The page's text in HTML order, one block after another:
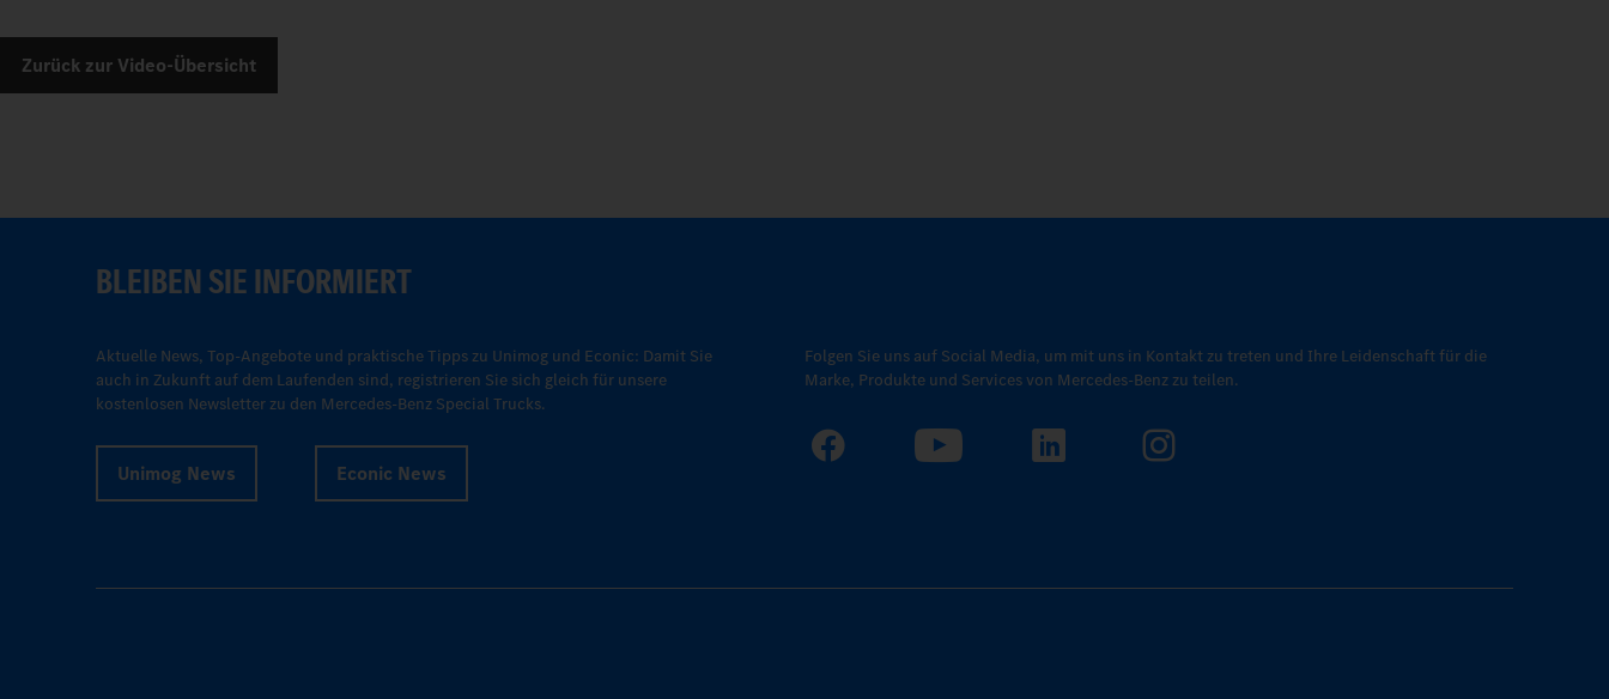
Zurück zur Video-Übersicht
BLEIBEN SIE INFORMIERT
Aktuelle News, Top-Angebote und praktische Tipps zu Unimog und Econic: Damit Sie
auch in Zukunft auf dem Laufenden sind, registrieren Sie sich gleich für unsere
kostenlosen Newsletter zu den Mercedes-Benz Special Trucks.
Unimog News Econic News
Folgen Sie uns auf Social Media, um mit uns in Kontakt zu treten und Ihre Leidenschaft für die
Marke, Produkte und Services von Mercedes-Benz zu teilen.